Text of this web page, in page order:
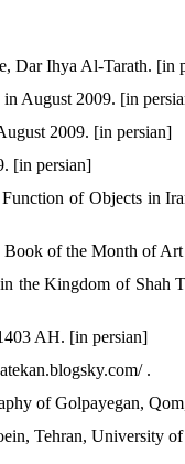
Dar Ihya Al-Tarath. [in
August 2009. [in
2009. [in persian]
[in persian]
of Objects in
of the Month of
the Kingdom of Shah
AH. [in persian]
.
of Golpayegan,
Tehran, University